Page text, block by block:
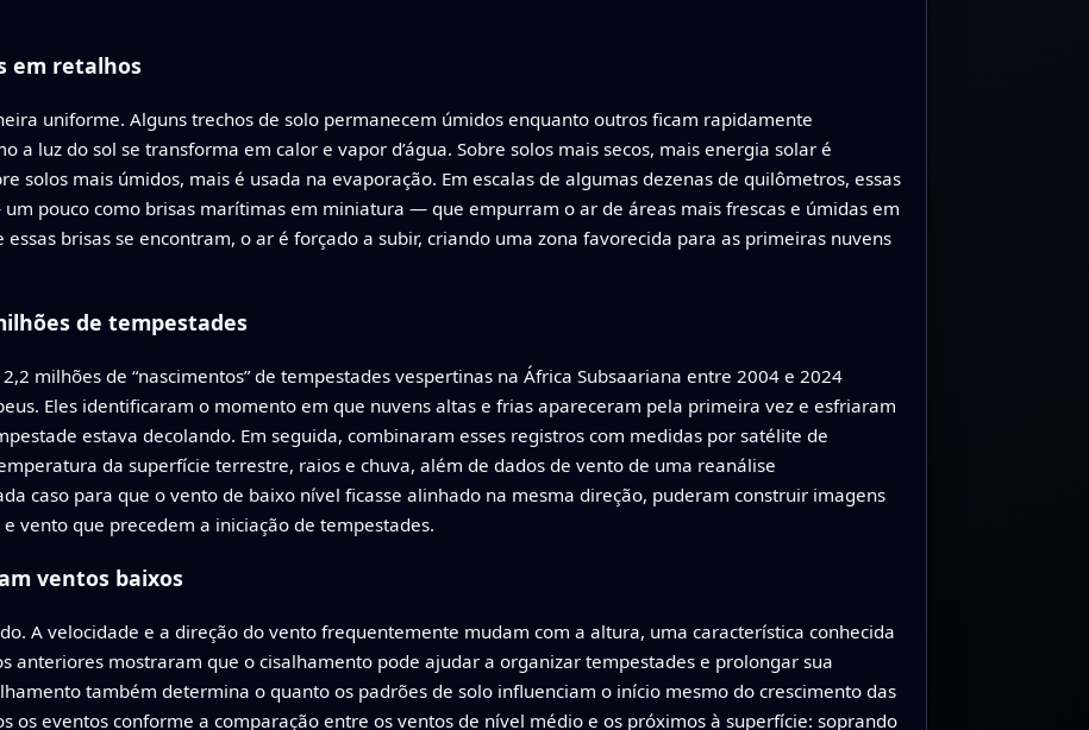
em retalhos
uniforme. Alguns trechos de solo permanecem úmidos enquanto outros ficam rapidamente
a luz do sol se transforma em calor e vapor d’água. Sobre solos mais secos, mais energia solar é
solos mais úmidos, mais é usada na evaporação. Em escalas de algumas dezenas de quilômetros, essas
pouco como brisas marítimas em miniatura — que empurram o ar de áreas mais frescas e úmidas em
essas brisas se encontram, o ar é forçado a subir, criando uma zona favorecida para as primeiras nuvens
de tempestades
milhões de “nascimentos” de tempestades vespertinas na África Subsaariana entre 2004 e 2024
Eles identificaram o momento em que nuvens altas e frias apareceram pela primeira vez e esfriaram
estava decolando. Em seguida, combinaram esses registros com medidas por satélite de
da superfície terrestre, raios e chuva, além de dados de vento de uma reanálise
caso para que o vento de baixo nível ficasse alinhado na mesma direção, puderam construir imagens
vento que precedem a iniciação de tempestades.
ventos baixos
A velocidade e a direção do vento frequentemente mudam com a altura, uma característica conhecida
anteriores mostraram que o cisalhamento pode ajudar a organizar tempestades e prolongar sua
também determina o quanto os padrões de solo influenciam o início mesmo do crescimento das
os eventos conforme a comparação entre os ventos de nível médio e os próximos à superfície: soprando